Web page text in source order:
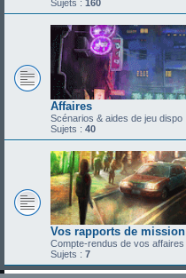
Sujets : 160
Affaires
Scénarios & aides de jeu dispo
Sujets : 40
Vos rapports de mission
Compte-rendus de vos affaires
Sujets : 7